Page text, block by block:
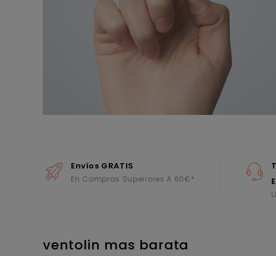
Envíos GRATIS
En Compras Superiores A 60€*
ventolin mas barata